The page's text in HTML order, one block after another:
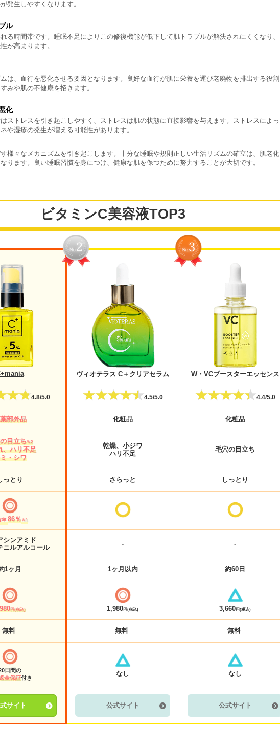
発生しやすくなります。
ル
る時間帯です。睡眠不足によりこの修復機能が低下して肌トラブルが解決されにくくなり、
が高まります。
は、血行を悪化させる要因となります。良好な血行が肌に栄養を運び老廃物を排出する役割
みや肌の不健康を招きます。
化
ストレスを引き起こしやすく、ストレスは肌の状態に直接影響を与えます。ストレスによっ
や湿疹の発生が増える可能性があります。
様々なメカニズムを引き起こします。十分な睡眠や規則正しい生活リズムの確立は、肌老化
ります。良い睡眠習慣を身につけ、健康な肌を保つために努力することが大切です。
ビタミンC美容液TOP3
ヴィオテラス C＋クリアセラム W・VCブースターエッセンス
4.8/5.0 4.5/5.0 4.4/5.0
部外品 化粧品 化粧品
目立ち※2
、ハリ不足
・シワ
乾燥、小ジワ
ハリ不足
毛穴の目立ち
っとり さらっと しっとり
率 86％※1
シンアミド
ニルアルコール
- -
1ヶ月 1ヶ月以内 約60日
円(税込) 1,980円(税込) 3,660円(税込)
無料 無料 無料
日間の
金保証付き
なし なし
サイト 公式サイト 公式サイト